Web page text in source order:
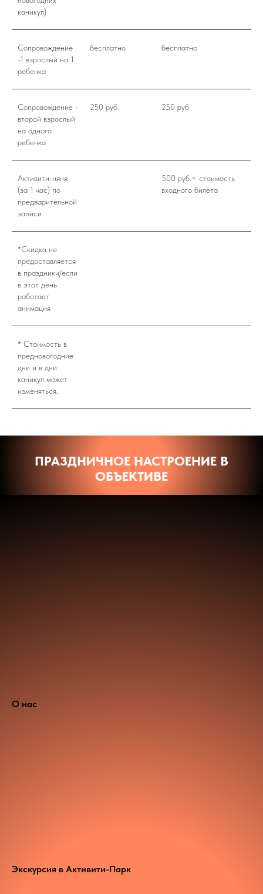
каникул)
Сопровождение
-1 взрослый на 1
ребенка
бесплатно бесплатно
Сопровождение -
второй взрослый
на одного
ребенка
250 руб. 250 руб.
Активити-няня
(за 1 час) по
предварительной
записи
500 руб.+ стоимость
входного билета
*Скидка не
предоставляется
в праздники/если
в этот день
работает
анимация
* Стоимость в
предновогодние
дни и в дни
каникул может
изменяться.
ПРАЗДНИЧНОЕ НАСТРОЕНИЕ В
ОБЪЕКТИВЕ
О нас
Экскурсия в Активити-Парк